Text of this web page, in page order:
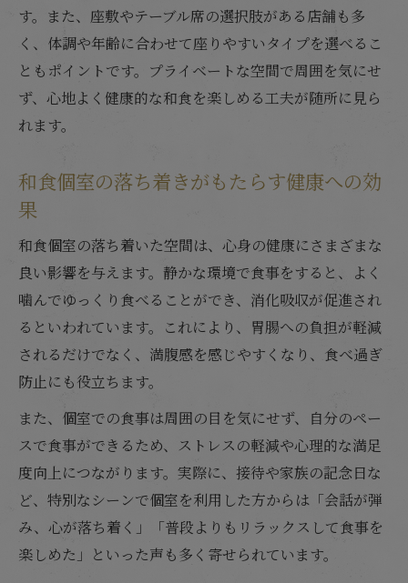
す。また、座敷やテーブル席の選択肢がある店舗も多
く、体調や年齢に合わせて座りやすいタイプを選べるこ
ともポイントです。プライベートな空間で周囲を気にせ
ず、心地よく健康的な和食を楽しめる工夫が随所に見ら
れます。
和食個室の落ち着きがもたらす健康への効
果
和食個室の落ち着いた空間は、心身の健康にさまざまな
良い影響を与えます。静かな環境で食事をすると、よく
噛んでゆっくり食べることができ、消化吸収が促進され
るといわれています。これにより、胃腸への負担が軽減
されるだけでなく、満腹感を感じやすくなり、食べ過ぎ
防止にも役立ちます。
また、個室での食事は周囲の目を気にせず、自分のペー
スで食事ができるため、ストレスの軽減や心理的な満足
度向上につながります。実際に、接待や家族の記念日な
ど、特別なシーンで個室を利用した方からは「会話が弾
み、心が落ち着く」「普段よりもリラックスして食事を
楽しめた」といった声も多く寄せられています。